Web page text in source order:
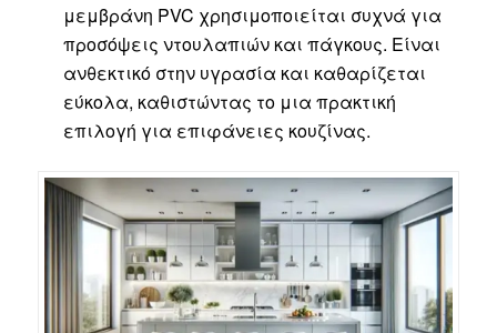
μεμβράνη PVC χρησιμοποιείται συχνά για
προσόψεις ντουλαπιών και πάγκους. Είναι
ανθεκτικό στην υγρασία και καθαρίζεται
εύκολα, καθιστώντας το μια πρακτική
επιλογή για επιφάνειες κουζίνας.